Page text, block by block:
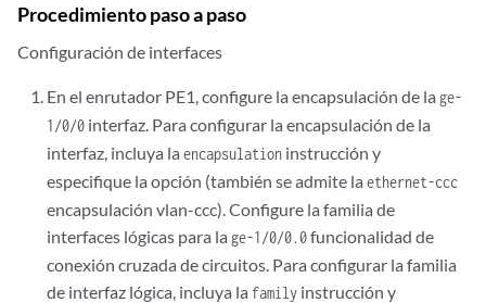
        }
        traffic-engineering;
        area 0.0.0.0 {
            interface fxp0.0 {
                disable;
            }
        }
    }
    ldp {
Procedimiento paso a paso
Configuración de interfaces
En el enrutador PE1, configure la encapsulación de la ge-
1/0/0 interfaz. Para configurar la encapsulación de la
interfaz, incluya laencapsulation instrucción y
especifique la opción (también se admite laethernet-ccc
encapsulación vlan-ccc). Configure la familia de
interfaces lógicas para la ge-1/0/0.0funcionalidad de
conexión cruzada de circuitos. Para configurar la familia
de interfaz lógica, incluya la family instrucción y